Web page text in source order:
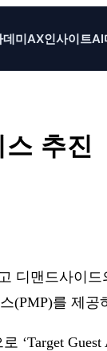
데미AX인사이트AI
추진
디맨드사이
(PMP)를 제공
‘Target